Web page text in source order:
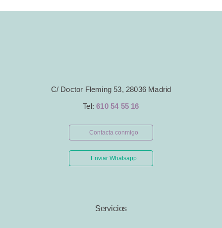
C/ Doctor Fleming 53, 28036 Madrid
Tel:610 54 55 16
Contacta conmigo
Enviar Whatsapp
Servicios